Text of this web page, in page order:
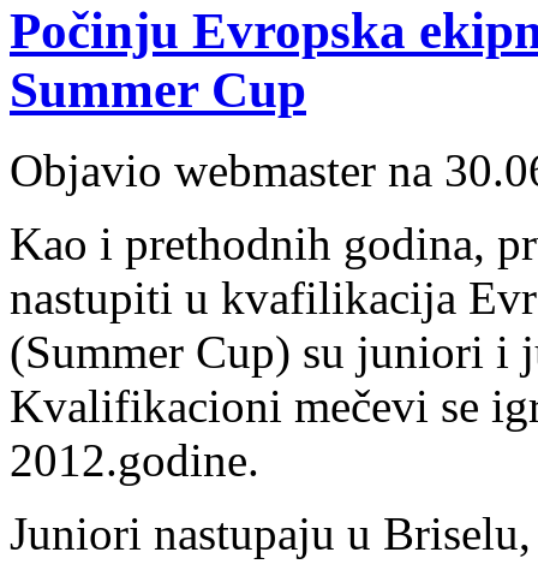
Počinju Evropska
Summer Cup
Objavio webmaster na
Kao i prethodnih godina,
nastupiti u kvafilikacija
(Summer Cup) su juniori i
Kvalifikacioni mečevi se
2012.godine.
Juniori nastupaju u